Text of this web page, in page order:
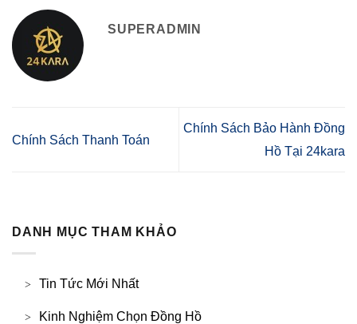
SUPERADMIN
Chính Sách Thanh Toán
Chính Sách Bảo Hành Đồng
Hồ Tại 24kara
DANH MỤC THAM KHẢO
Tin Tức Mới Nhất
Kinh Nghiệm Chọn Đồng Hồ